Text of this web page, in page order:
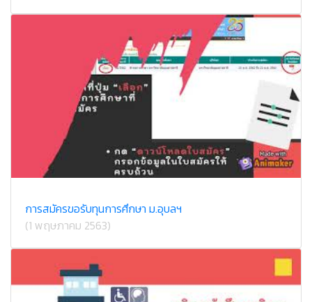
การสมัครขอรับทุนการศึกษา ม.อุบลฯ
(1 พฤษภาคม 2563)